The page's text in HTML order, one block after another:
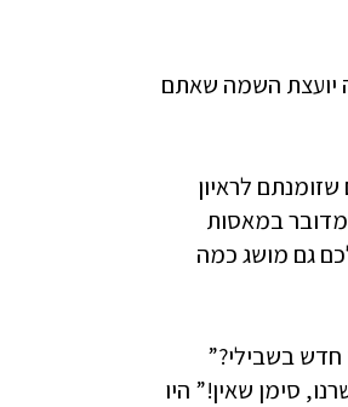
יועצת השמה שאתם
לראיון
במאסות
גם מושג כמה
בשבילי?”
סימן שאין!” היו